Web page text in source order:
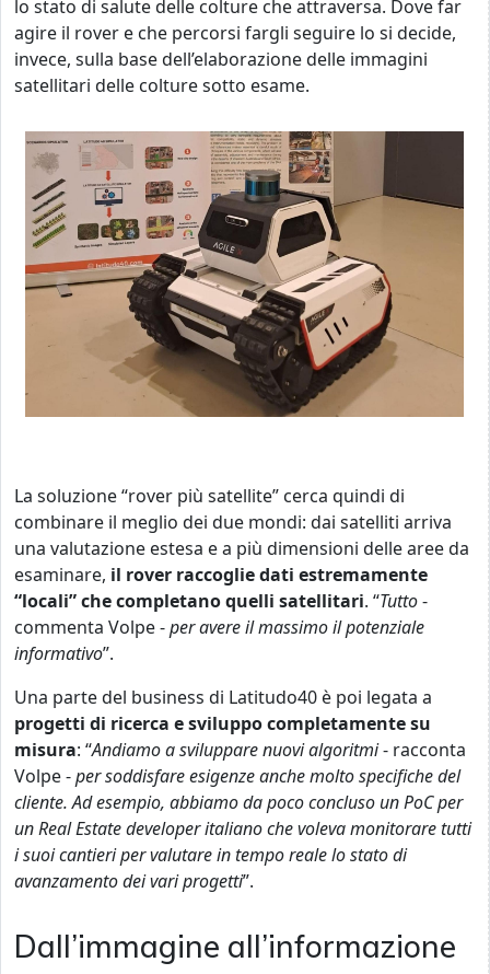
lo stato di salute delle colture che attraversa. Dove far
agire il rover e che percorsi fargli seguire lo si decide,
invece, sulla base dell’elaborazione delle immagini
satellitari delle colture sotto esame.
La soluzione “rover più satellite” cerca quindi di
combinare il meglio dei due mondi: dai satelliti arriva
una valutazione estesa e a più dimensioni delle aree da
esaminare, il rover raccoglie dati estremamente
“locali” che completano quelli satellitari. “Tutto-
commenta Volpe -per avere il massimo il potenziale
informativo”.
Una parte del business di Latitudo40 è poi legata a
progetti di ricerca e sviluppo completamente su
misura: “Andiamo a sviluppare nuovi algoritmi- racconta
Volpe -per soddisfare esigenze anche molto specifiche del
cliente. Ad esempio, abbiamo da poco concluso un PoC per
un Real Estate developer italiano che voleva monitorare tutti
i suoi cantieri per valutare in tempo reale lo stato di
avanzamento dei vari progetti”.
Dall’immagine all’informazione